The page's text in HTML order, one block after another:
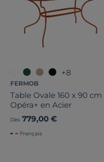
+8
FERMOB
Table Ovale 160 x 90 cm
Opéra+ en Acier
Dès 779,00 €
Français